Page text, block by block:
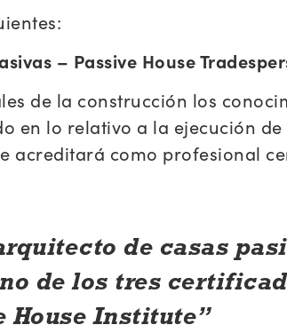
– Passive House
de la construcción los
en lo relativo a la ejecución
acreditará como profesional
de casas
de los tres
House Institute